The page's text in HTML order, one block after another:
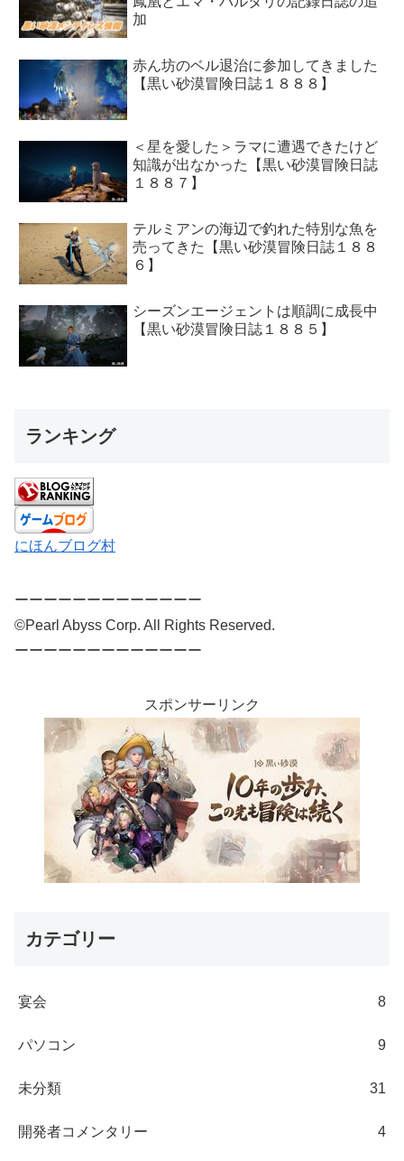
加
赤ん坊のベル退治に参加してきました
【黒い砂漠冒険日誌１８８８】
＜星を愛した＞ラマに遭遇できたけど
知識が出なかった【黒い砂漠冒険日誌
１８８７】
テルミアンの海辺で釣れた特別な魚を
売ってきた【黒い砂漠冒険日誌１８８
６】
シーズンエージェントは順調に成長中
【黒い砂漠冒険日誌１８８５】
ランキング
にほんブログ村
ーーーーーーーーーーーーー
©Pearl Abyss Corp. All Rights Reserved.
ーーーーーーーーーーーーー
スポンサーリンク
カテゴリー
宴会 8
パソコン 9
未分類 31
開発者コメンタリー 4